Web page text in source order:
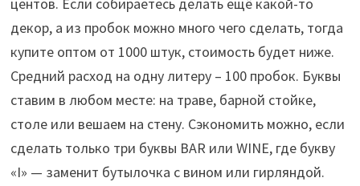
центов. Если собираетесь делать ещё какой-то
декор, а из пробок можно много чего сделать, тогда
купите оптом от 1000 штук, стоимость будет ниже.
Средний расход на одну литеру – 100 пробок. Буквы
ставим в любом месте: на траве, барной стойке,
столе или вешаем на стену. Сэкономить можно, если
сделать только три буквы BAR или WINE, где букву
«I» — заменит бутылочка с вином или гирляндой.